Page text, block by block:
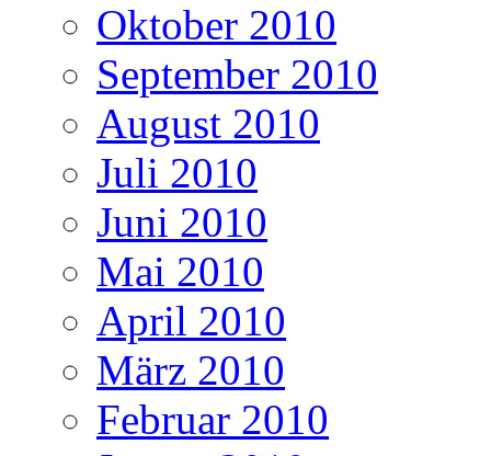
Oktober 2010
September 2010
August 2010
Juli 2010
Juni 2010
Mai 2010
April 2010
März 2010
Februar 2010